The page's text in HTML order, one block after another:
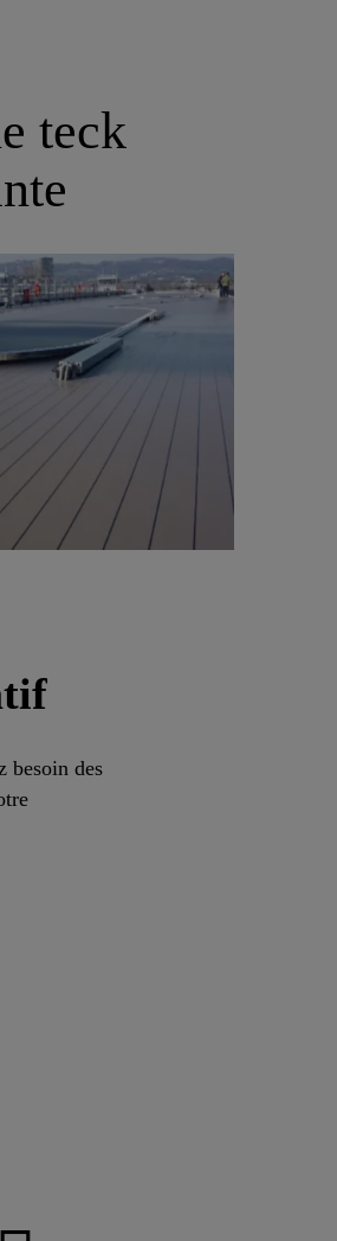
teck
besoin des